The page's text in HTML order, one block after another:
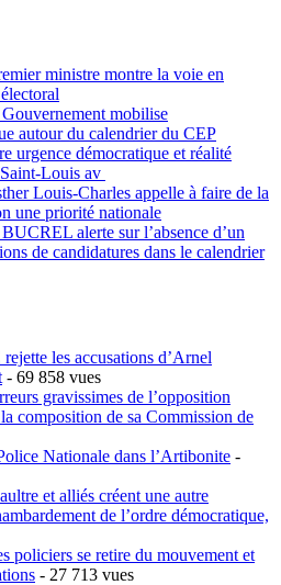
ministre montre la voie en
mobilise
autour du calendrier du CEP
urgence démocratique et réalité
Louis av
Louis-Charles appelle à faire de la
une priorité nationale
alerte sur l’absence d’un
de candidatures dans le calendrier
les accusations d’Arnel
- 69 858 vues
gravissimes de l’opposition
composition de sa Commission de
Nationale dans l’Artibonite -
et alliés créent une autre
de l’ordre démocratique,
policiers se retire du mouvement et
- 27 713 vues